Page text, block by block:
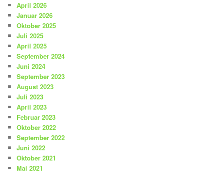
April 2026
Januar 2026
Oktober 2025
Juli 2025
April 2025
September 2024
Juni 2024
September 2023
August 2023
Juli 2023
April 2023
Februar 2023
Oktober 2022
September 2022
Juni 2022
Oktober 2021
Mai 2021